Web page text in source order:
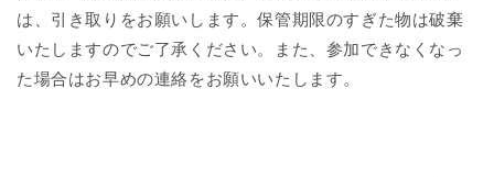
は、引き取りをお願いします。保管期限のすぎた物は破棄
いたしますのでご了承ください。また、参加できなくなっ
た場合はお早めの連絡をお願いいたします。